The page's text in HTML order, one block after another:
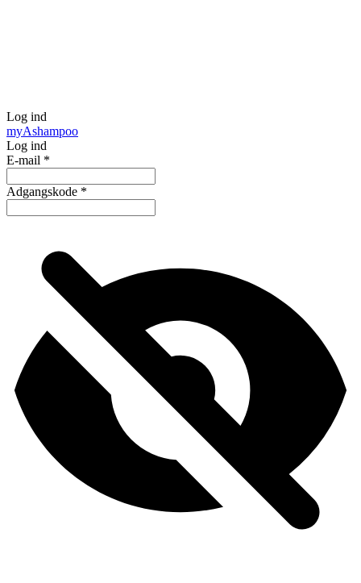
Log ind
myAshampoo
Log ind
E-mail *
Adgangskode *